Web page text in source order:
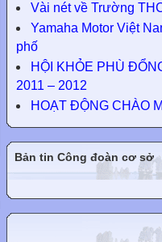
Vài nét về Trường
Yamaha Motor Việt
phố
HỘI KHỎE PHÙ
2011 – 2012
HOẠT ĐỘNG CHÀO
Bản tin Công đoàn cơ sở